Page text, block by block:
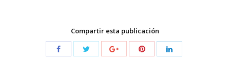
Compartir esta publicación